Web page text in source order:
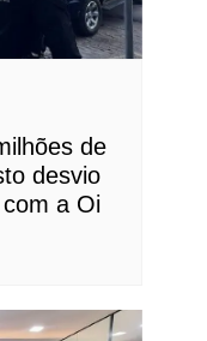
de
desvio
a Oi